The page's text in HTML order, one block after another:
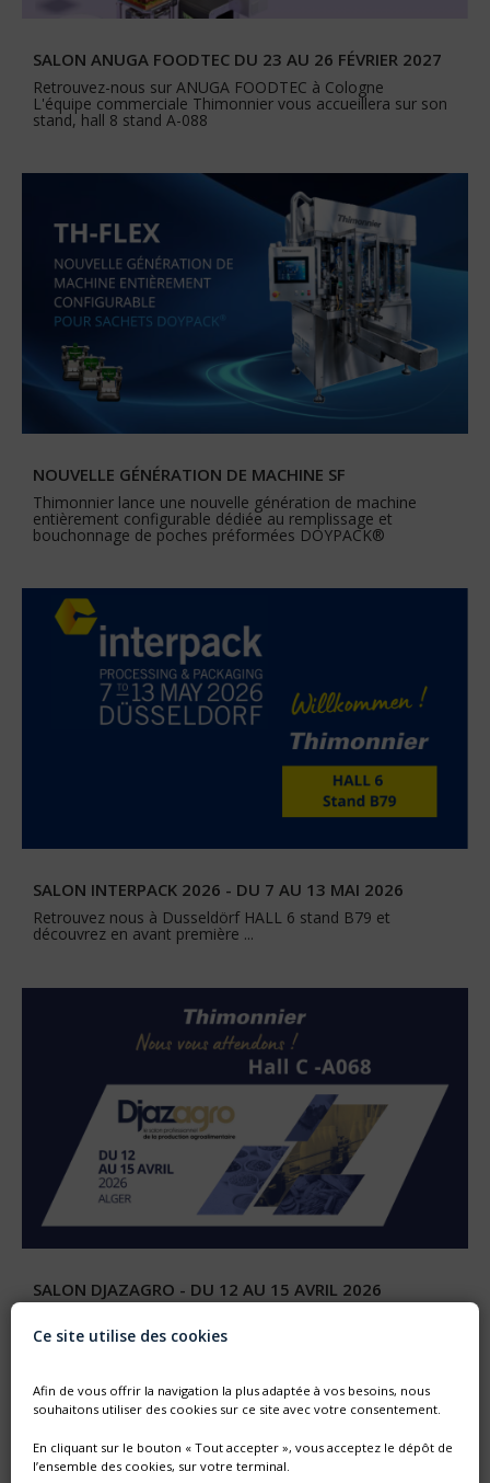
SALON ANUGA FOODTEC DU 23 AU 26 FÉVRIER 2027
Retrouvez-nous sur ANUGA FOODTEC à Cologne
L'équipe commerciale Thimonnier vous accueillera sur son
stand, hall 8 stand A-088
NOUVELLE GÉNÉRATION DE MACHINE SF
Thimonnier lance une nouvelle génération de machine
entièrement configurable dédiée au remplissage et
bouchonnage de poches préformées DOYPACK®
SALON INTERPACK 2026 - DU 7 AU 13 MAI 2026
Retrouvez nous à Dusseldörf HALL 6 stand B79 et
découvrez en avant première ...
SALON DJAZAGRO - DU 12 AU 15 AVRIL 2026
professionnel de la production agroalimentaire en Algérie.
Ce site utilise des cookies
Afin de vous offrir la navigation la plus adaptée à vos besoins, nous
souhaitons utiliser des cookies sur ce site avec votre consentement.
En cliquant sur le bouton « Tout accepter », vous acceptez le dépôt de
l’ensemble des cookies, sur votre terminal.